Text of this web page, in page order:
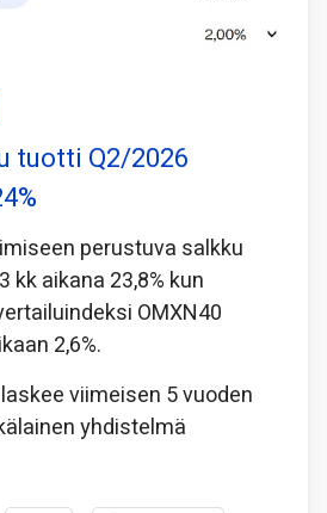
tuotti Q2/2026
perustuva salkku
kk aikana 23,8% kun
OMXN40
2,6%.
viimeisen 5 vuoden
yhdistelmä